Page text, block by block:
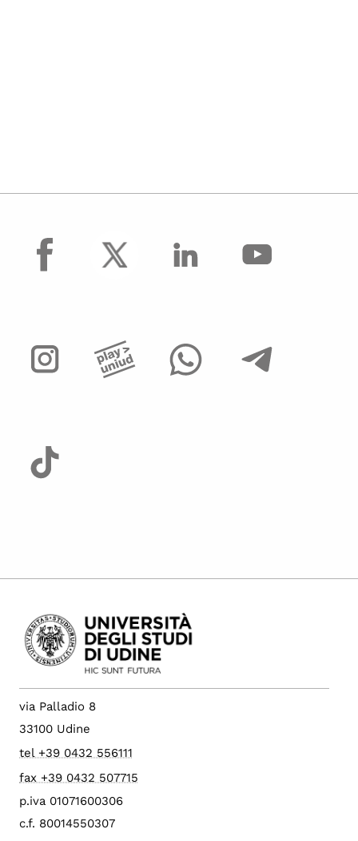
facebook
via Palladio 8
33100 Udine
tel +39 0432 556111
fax +39 0432 507715
p.iva 01071600306
c.f. 80014550307